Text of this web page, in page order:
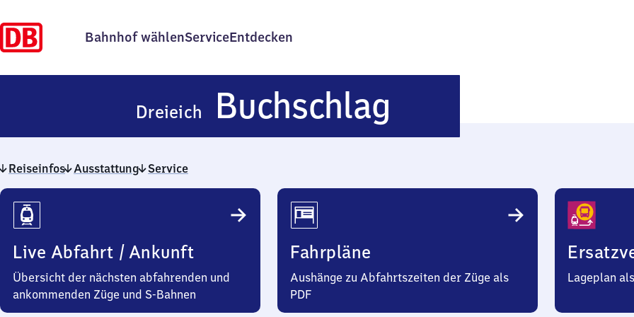
Bahnhof wählenServiceEntdecken
Dreieich Buchschlag
Buchschlag
Reiseinfos Ausstattung Service
Reiseinfos
Live Abfahrt / Ankunft
Übersicht der nächsten abfahrenden und
ankommenden Züge und S-Bahnen
Fahrpläne
Aushänge zu Abfahrtszeiten der Züge als
PDF
Lageplan